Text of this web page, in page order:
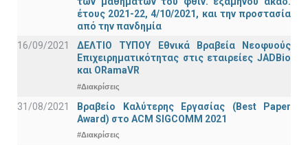
έτους 2021-22, 4/10/2021, και την προστασία
από την πανδημία
16/09/2021
ΔΕΛΤΙΟ ΤΥΠΟΥ Εθνικά Βραβεία Νεοφυούς
Επιχειρηματικότητας στις εταιρείες JADBio
και ORamaVR
#Διακρίσεις
31/08/2021
Βραβείο Καλύτερης Εργασίας (Best Paper
Award) στο ACM SIGCOMM 2021
#Διακρίσεις